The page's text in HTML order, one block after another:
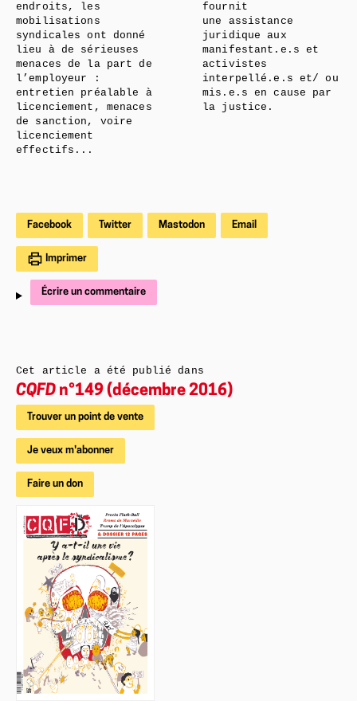
endroits, les
mobilisations
syndicales ont donné
lieu à de sérieuses
menaces de la part de
l’employeur :
entretien préalable à
licenciement, menaces
de sanction, voire
licenciement
effectifs...
fournit
une assistance
juridique aux
manifestant.e.s et
activistes
interpellé.e.s et/ ou
mis.e.s en cause par
la justice.
Facebook Twitter Mastodon Email
Imprimer
Écrire un commentaire
Cet article a été publié dans
CQFD n°149 (décembre 2016)
Trouver un point de vente
Je veux m'abonner
Faire un don